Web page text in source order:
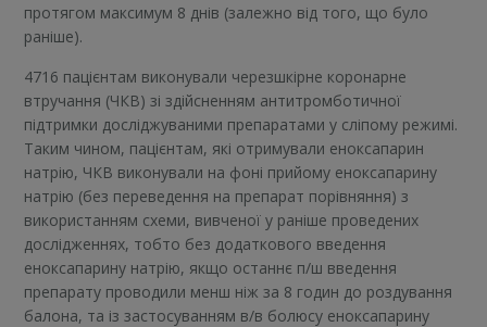
протягом максимум 8 днів (залежно від того, що було
раніше).
4716 пацієнтам виконували черезшкірне коронарне
втручання (ЧКВ) зі здійсненням антитромботичної
підтримки досліджуваними препаратами у сліпому режимі.
Таким чином, пацієнтам, які отримували еноксапарин
натрію, ЧКВ виконували на фоні прийому еноксапарину
натрію (без переведення на препарат порівняння) з
використанням схеми, вивченої у раніше проведених
дослідженнях, тобто без додаткового введення
еноксапарину натрію, якщо останнє п/ш введення
препарату проводили менш ніж за 8 годин до роздування
балона, та із застосуванням в/в болюсу еноксапарину